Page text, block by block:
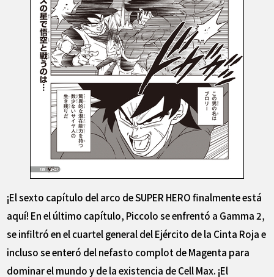
¡El sexto capítulo del arco de SUPER HERO finalmente está
aquí! En el último capítulo, Piccolo se enfrentó a Gamma 2,
se infiltró en el cuartel general del Ejército de la Cinta Roja e
incluso se enteró del nefasto complot de Magenta para
dominar el mundo y de la existencia de Cell Max. ¡El